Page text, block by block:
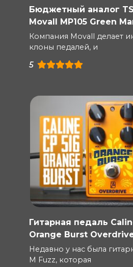
Бюджетный аналог
Movall MP105 Green
Компания Movall делает
клоны педалей, и
5
Гитарная педаль
Orange Burst
Недавно у нас была
M Fuzz, которая